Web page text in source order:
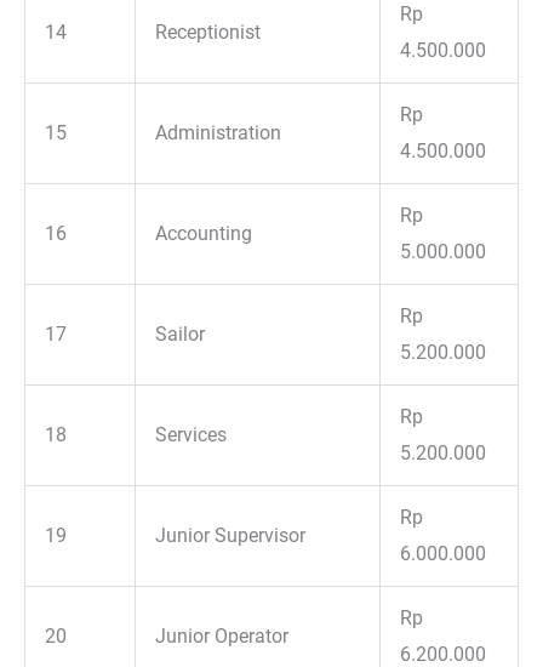
14 Receptionist
Rp
4.500.000
15 Administration
Rp
4.500.000
16 Accounting
Rp
5.000.000
17 Sailor
Rp
5.200.000
18 Services
Rp
5.200.000
19 Junior Supervisor
Rp
6.000.000
20 Junior Operator
Rp
6.200.000